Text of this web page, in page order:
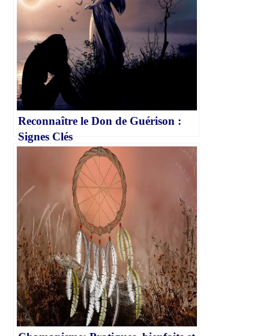
Reconnaître le Don de Guérison :
Signes Clés